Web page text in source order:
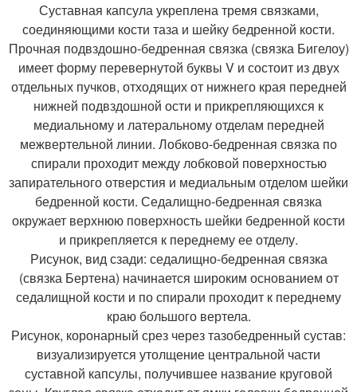
Суставная капсула укреплена тремя связками,
соединяющими кости таза и шейку бедренной кости.
Прочная подвздошно-бедренная связка (связка Бигелоу)
имеет форму перевернутой буквы V и состоит из двух
отдельных пучков, отходящих от нижнего края передней
нижней подвздошной ости и прикрепляющихся к
медиальному и латеральному отделам передней
межвертельной линии. Лобково-бедренная связка по
спирали проходит между лобковой поверхностью
запирательного отверстия и медиальным отделом шейки
бедренной кости. Седалищно-бедренная связка
окружает верхнюю поверхность шейки бедренной кости
и прикрепляется к переднему ее отделу.
Рисунок, вид сзади: седалищно-бедренная связка
(связка Бертена) начинается широким основанием от
седалищной кости и по спирали проходит к переднему
краю большого вертела.
Рисунок, коронарный срез через тазобедренный сустав:
визуализируется утолщение центральной части
суставной капсулы, получившее название круговой